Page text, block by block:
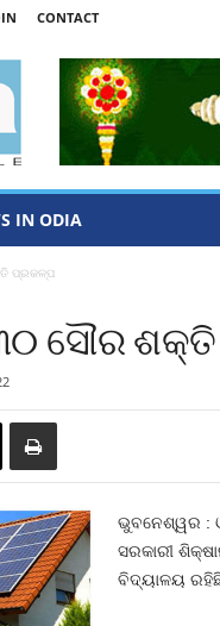
CONTACT
IN ODIA
ପ୍ରକଳ୍ପ
ସୌର
ଭୁବନେଶ୍ୱର :
ସରକାରୀ
ବିଦ୍ୟାଳୟ